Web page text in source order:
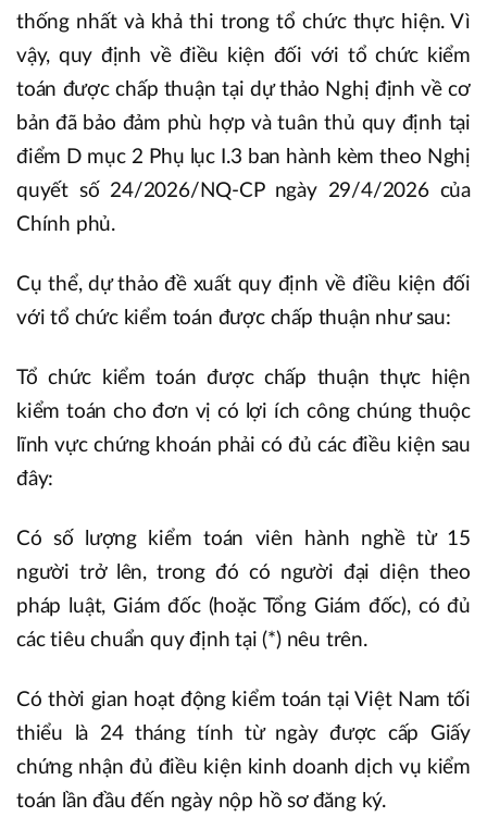
thống nhất và khả thi trong tổ chức thực hiện. Vì
vậy, quy định về điều kiện đối với tổ chức kiểm
toán được chấp thuận tại dự thảo Nghị định về cơ
bản đã bảo đảm phù hợp và tuân thủ quy định tại
điểm D mục 2 Phụ lục I.3 ban hành kèm theo Nghị
quyết số 24/2026/NQ-CP ngày 29/4/2026 của
Chính phủ.
Cụ thể, dự thảo đề xuất quy định về điều kiện đối
với tổ chức kiểm toán được chấp thuận như sau:
Tổ chức kiểm toán được chấp thuận thực hiện
kiểm toán cho đơn vị có lợi ích công chúng thuộc
lĩnh vực chứng khoán phải có đủ các điều kiện sau
đây:
Có số lượng kiểm toán viên hành nghề từ 15
người trở lên, trong đó có người đại diện theo
pháp luật, Giám đốc (hoặc Tổng Giám đốc), có đủ
các tiêu chuẩn quy định tại (*) nêu trên.
Có thời gian hoạt động kiểm toán tại Việt Nam tối
thiểu là 24 tháng tính từ ngày được cấp Giấy
chứng nhận đủ điều kiện kinh doanh dịch vụ kiểm
toán lần đầu đến ngày nộp hồ sơ đăng ký.